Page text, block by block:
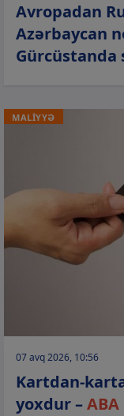
Avropadan
Azərbaycan
Gürcüstanda
MALİYYƏ
07 avq 2026, 10:56
Kartdan-
yoxdur –